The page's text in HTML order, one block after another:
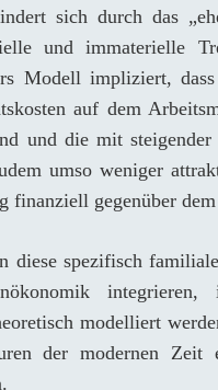
sich durch das
und immaterielle
Modell impliziert,
auf dem
und die mit
umso weniger
finanziell gegenüber
diese spezifisch
modelliert
der modernen Zeit